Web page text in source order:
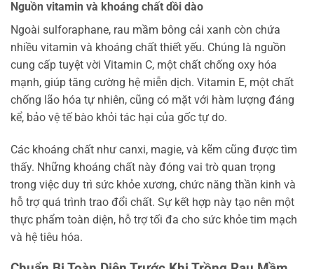
Nguồn vitamin và khoáng chất dồi dào
Ngoài sulforaphane, rau mầm bông cải xanh còn chứa
nhiều vitamin và khoáng chất thiết yếu. Chúng là nguồn
cung cấp tuyệt vời Vitamin C, một chất chống oxy hóa
mạnh, giúp tăng cường hệ miễn dịch. Vitamin E, một chất
chống lão hóa tự nhiên, cũng có mặt với hàm lượng đáng
kể, bảo vệ tế bào khỏi tác hại của gốc tự do.
Các khoáng chất như canxi, magie, và kẽm cũng được tìm
thấy. Những khoáng chất này đóng vai trò quan trọng
trong việc duy trì sức khỏe xương, chức năng thần kinh và
hỗ trợ quá trình trao đổi chất. Sự kết hợp này tạo nên một
thực phẩm toàn diện, hỗ trợ tối đa cho sức khỏe tim mạch
và hệ tiêu hóa.